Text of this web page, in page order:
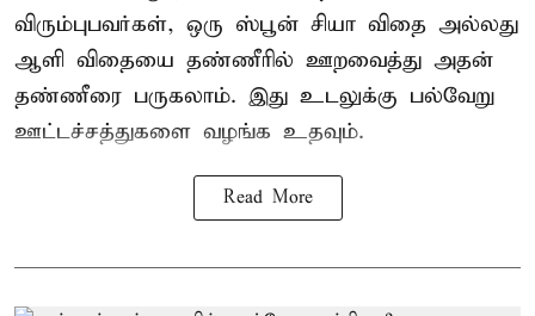
விரும்புபவர்கள், ஒரு ஸ்பூன் சியா விதை அல்லது
ஆளி விதையை தண்ணீரில் ஊறவைத்து அதன்
தண்ணீரை பருகலாம். இது உடலுக்கு பல்வேறு
ஊட்டச்சத்துகளை வழங்க உதவும்.
Read More